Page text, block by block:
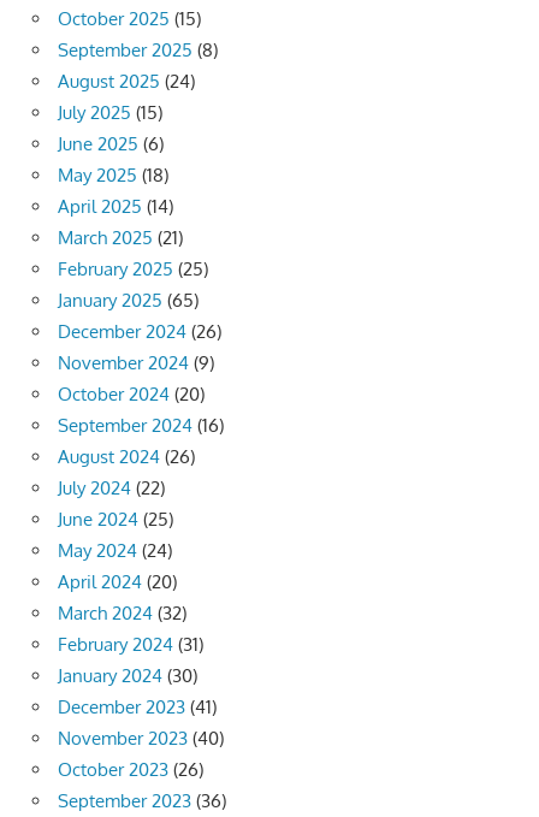
October 2025 (15)
September 2025 (8)
August 2025 (24)
July 2025 (15)
June 2025 (6)
May 2025 (18)
April 2025 (14)
March 2025 (21)
February 2025 (25)
January 2025 (65)
December 2024 (26)
November 2024 (9)
October 2024 (20)
September 2024 (16)
August 2024 (26)
July 2024 (22)
June 2024 (25)
May 2024 (24)
April 2024 (20)
March 2024 (32)
February 2024 (31)
January 2024 (30)
December 2023 (41)
November 2023 (40)
October 2023 (26)
September 2023 (36)